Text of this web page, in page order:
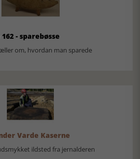
- sparebøsse
om, hvordan man sparede
Varde Kaserne
ildsted fra jernalderen